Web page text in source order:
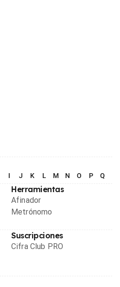
I J K L M N O P Q
Herramientas
Afinador
Metrónomo
Suscripciones
Cifra Club PRO